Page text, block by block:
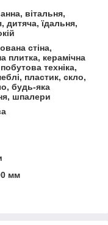
вітальня,
дитяча, їдальня,
стіна,
плитка, керамічна
техніка,
пластик, скло,
будь-яка
шпалери
мм